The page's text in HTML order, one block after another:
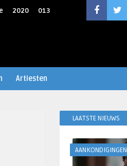
2020 013
Artiesten
LAATSTE NIEUWS
AANKONDIGINGEN